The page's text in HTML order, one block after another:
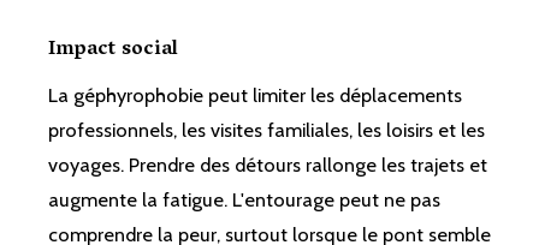
Impact social
La géphyrophobie peut limiter les déplacements
professionnels, les visites familiales, les loisirs et les
voyages. Prendre des détours rallonge les trajets et
augmente la fatigue. L'entourage peut ne pas
comprendre la peur, surtout lorsque le pont semble